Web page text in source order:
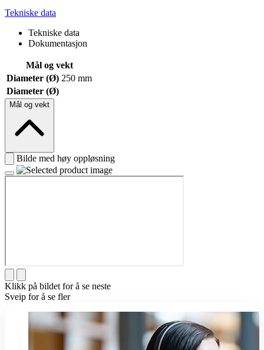
Tekniske data
Tekniske data
Dokumentasjon
Mål og vekt
Diameter (Ø) 250 mm
Diameter (Ø)
Mål og vekt
Bilde med høy oppløsning
Klikk på bildet for å se neste
Sveip for å se fler